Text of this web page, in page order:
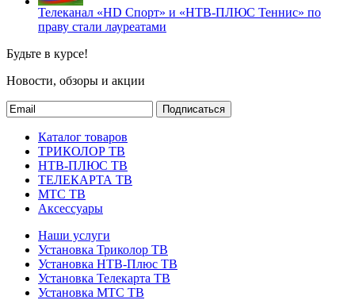
Телеканал «HD Спорт» и «НТВ-ПЛЮС Теннис» по
праву стали лауреатами
Будьте в курсе!
Новости, обзоры и акции
Подписаться
Каталог товаров
ТРИКОЛОР ТВ
НТВ-ПЛЮС ТВ
ТЕЛЕКАРТА ТВ
МТС ТВ
Аксессуары
Наши услуги
Установка Триколор ТВ
Установка НТВ-Плюс ТВ
Установка Телекарта ТВ
Установка МТС ТВ